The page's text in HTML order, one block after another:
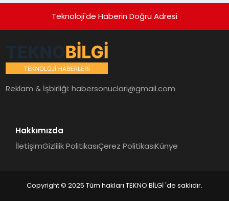
Teknoloji'de Haberin Doğru Adresi
Reklam & İşbirliği:habersonuclari@gmail.com
Hakkımızda
İletişimGizlilik PolitikasıÇerez PolitikasıKünye
Copyright © 2025 Tüm hakları TEKNO BİLGİ 'de saklıdır.